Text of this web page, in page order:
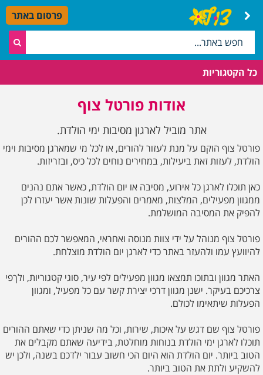
פרסום באתר
כל הקטגוריות
אודות פורטל צוף
אתר מוביל לארגון מסיבות ימי הולדת.
פורטל צוף הוקם על מנת לעזור להורים, או לכל מי שמארגן מסיבות וימי
הולדת, לעזות זאת ביעילות, במחירים נוחים לכל כיס, ובזריזות.
כאן תוכלו לארגן כל אירוע, מסיבה או יום הולדת, כאשר אתם נהנים
ממגוון מפעילים, המלצות, מאמרים והפעלות שונות אשר יעזרו לכן
להפיק את המסיבה המושלמת.
פורטל צוף מנוהל על ידי צוות מנוסה ואחראי, המאפשר לכם ההורים
להיוועץ עמו ולהעזר באתר כדי לארגן יום הולדת מוצלחת.
האתר מגוון ובתוכו תמצאו מגוון מפעילים לפי עיר, סוגי קטגוריות, ולךפי
צרכיכם בעיקר. ישנן מגוון דרכי יצירת קשר עם כל מפעיל, ומגוון
הפעלות שיתאימו לכולם.
פורטל צוף שם דגש על איכות, שירות, וכל מה שניתן כדי שאתם ההורים
תוכלו לארגן ימי הולדת בנוחות מוחלטת, בידיעה שאתם מקבלים את
הטוב ביותר. יום הולדת הוא היום הכי חשוב עבור ילדכם בשנה, ולכן יש
להשקיע ולתת את הטוב ביותר.